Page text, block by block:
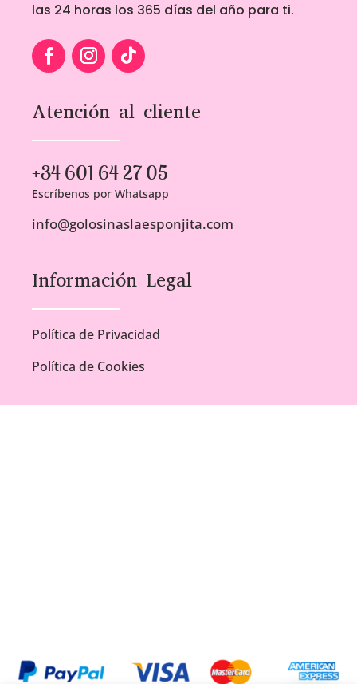
las 24 horas los 365 días del año para ti.
Atención al cliente
+34 601 64 27 05
Escríbenos por Whatsapp
info@golosinaslaesponjita.com
Información Legal
Política de Privacidad
Política de Cookies